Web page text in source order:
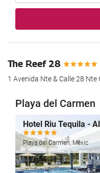
The Reef 28
1 Avenida Nte & Calle 28
Playa del Carmen
Hotel Riu Tequila -
Playa del Carmen, Mèxic